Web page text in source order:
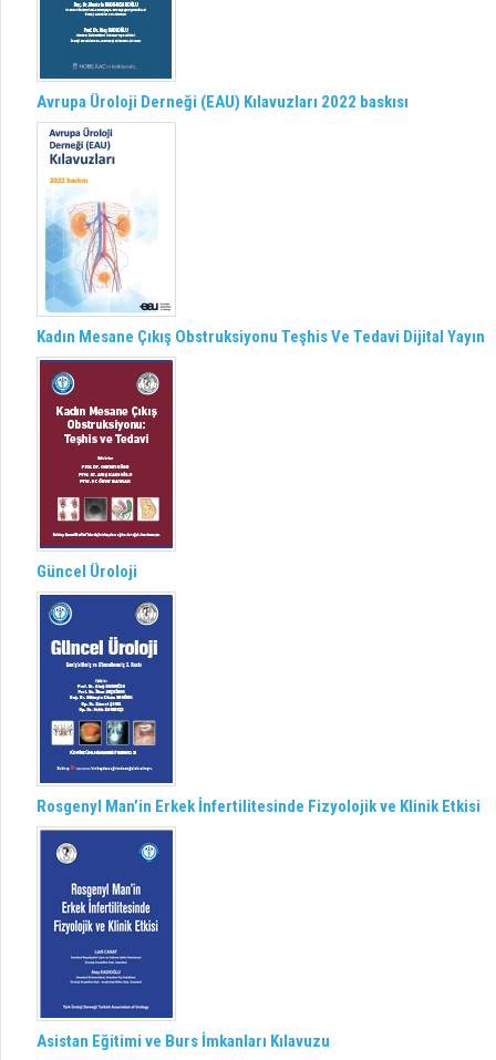
Avrupa Üroloji Derneği (EAU) Kılavuzları 2022 baskısı
Kadın Mesane Çıkış Obstruksiyonu Teşhis Ve Tedavi Dijital Yayın
Güncel Üroloji
Rosgenyl Man’in Erkek İnfertilitesinde Fizyolojik ve Klinik Etkisi
Asistan Eğitimi ve Burs İmkanları Kılavuzu